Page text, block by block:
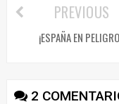
PREVIOUS
¡ESPAÑA EN
2